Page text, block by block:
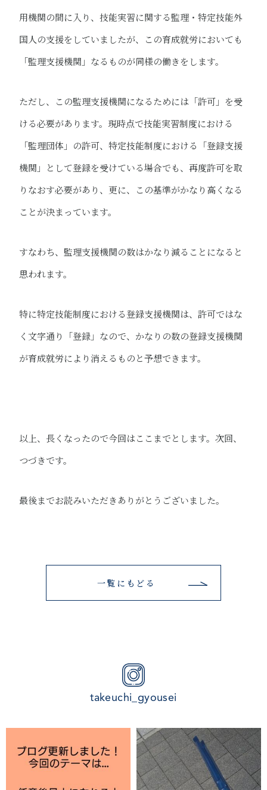
用機関の間に入り、技能実習に関する監理・特定技能外
国人の支援をしていましたが、この育成就労においても
「監理支援機関」なるものが同様の働きをします。
ただし、この監理支援機関になるためには「許可」を受
ける必要があります。現時点で技能実習制度における
「監理団体」の許可、特定技能制度における「登録支援
機関」として登録を受けている場合でも、再度許可を取
りなおす必要があり、更に、この基準がかなり高くなる
ことが決まっています。
すなわち、監理支援機関の数はかなり減ることになると
思われます。
特に特定技能制度における登録支援機関は、許可ではな
く文字通り「登録」なので、かなりの数の登録支援機関
が育成就労により消えるものと予想できます。
以上、長くなったので今回はここまでとします。次回、
つづきです。
最後までお読みいただきありがとうございました。
一覧にもどる
takeuchi_gyousei